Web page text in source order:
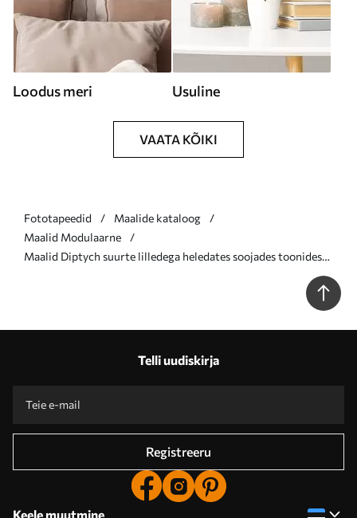
Loodus meri Usuline
VAATA KÕIKI
Fototapeedid
Maalide kataloog
Maalid Modulaarne
Maalid Diptych suurte lilledega heledates soojades toonides
Telli uudiskirja
Registreeru
Keele muutmine